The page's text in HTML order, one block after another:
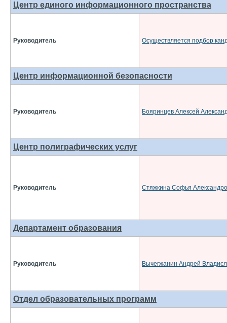
Центр единого информационного пространства
Руководитель Осуществляется подбор
Центр информационной безопасности
Руководитель Бояринцев Алексей
Центр полиграфических услуг
Руководитель Стяжкина Софья
Департамент образования
Руководитель Вычегжанин Андрей
Отдел образовательных программ